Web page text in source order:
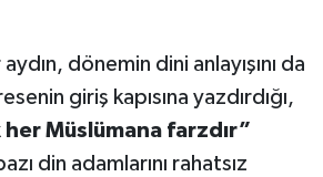
dönemin dini anlayışını da
giriş kapısına yazdırdığı,
Müslümana farzdır”
din adamlarını rahatsız